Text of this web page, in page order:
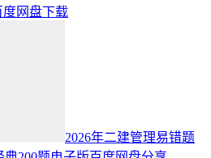
网盘下载
2026年二建管理易错题